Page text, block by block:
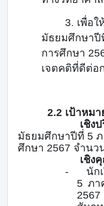
3. เพื่อใ
มัธยมศึกษาปี
การศึกษา
เจตคติที่ดีต่อ
2.2 เป้าหมา
เชิง
มัธยมศึกษาปีที่ 5
ศึกษา 2567 จำนว
เชิง
-
นัก
5 ภา